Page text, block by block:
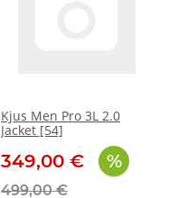
Kjus Men Pro 3L 2.0
Jacket [54]
349,00 €
499,00 €